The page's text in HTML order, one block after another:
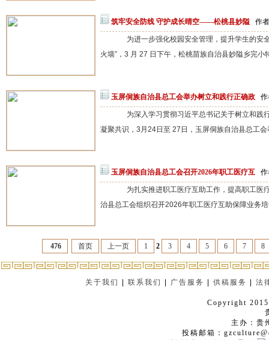
筑牢安全防线 守护成长晴空——松桃县妙隘 作
为进一步强化校园安全管理，提升学生的安
火墙”，3 月 27 日下午，松桃苗族自治县妙隘乡完小
玉屏侗族自治县总工会举办树立和践行正确政 作
为深入学习贯彻习近平总书记关于树立和践
凝聚共识，3月24日至 27日，玉屏侗族自治县总工
玉屏侗族自治县总工会召开2026年职工医疗互 作
为扎实推进职工医疗互助工作，提高职工医
治县总工会组织召开2026年职工医疗互助保障业务
476 首页 上一页 1 2 3 4 5 6 7 8
关于我们 |联系我们 广告服务 |供稿服务 |法
Copyright
主办：贵
投稿邮箱：